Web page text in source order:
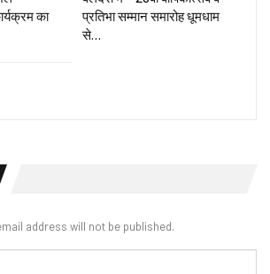
का
प्रतिभा सम्मान समारोह धूमधाम
से…
address will not be published.